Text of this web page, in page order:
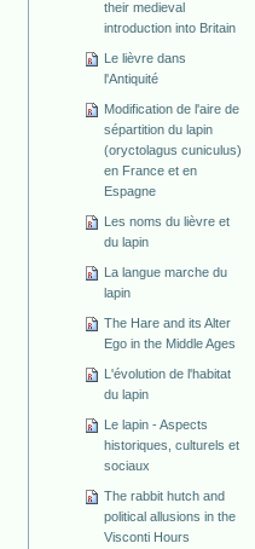
their medieval
introduction into Britain
Le lièvre dans
l'Antiquité
Modification de l'aire de
sépartition du lapin
(oryctolagus cuniculus)
en France et en
Espagne
Les noms du lièvre et
du lapin
La langue marche du
lapin
The Hare and its Alter
Ego in the Middle Ages
L'évolution de l'habitat
du lapin
Le lapin - Aspects
historiques, culturels et
sociaux
The rabbit hutch and
political allusions in the
Visconti Hours